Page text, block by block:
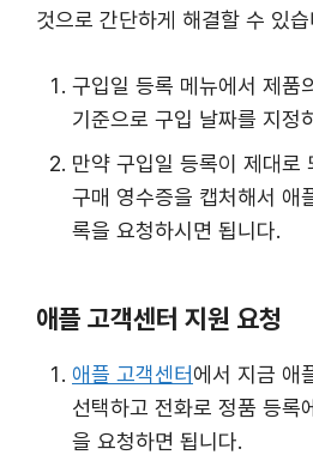
것으로 간단하게 해결할 수 있습
구입일 등록 메뉴에서 제품
기준으로 구입 날짜를 지정
만약 구입일 등록이 제대로
구매 영수증을 캡처해서 애
록을 요청하시면 됩니다.
애플 고객센터 지원 요청
애플 고객센터에서 지금 애
선택하고 전화로 정품 등록
을 요청하면 됩니다.